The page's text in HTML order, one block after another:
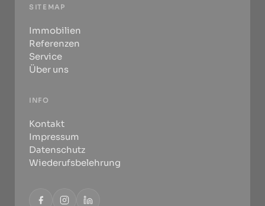
SITEMAP
Immobilien
Referenzen
Service
Über uns
INFO
Kontakt
Impressum
Datenschutz
Wiederufsbelehrung